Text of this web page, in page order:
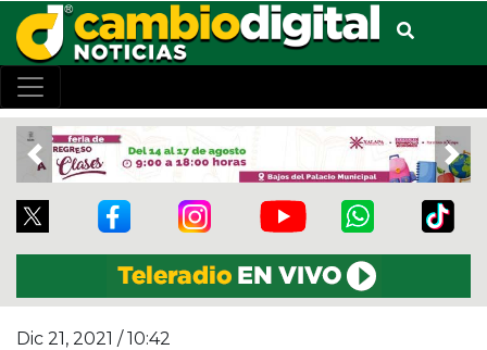
Previous
Dic 21, 2021 / 10:42